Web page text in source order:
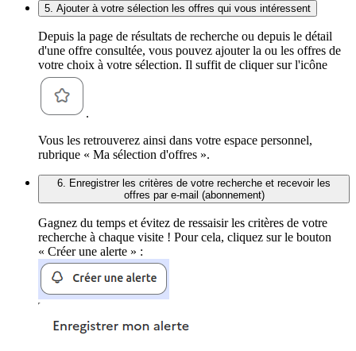
5. Ajouter à votre sélection les offres qui vous intéressent
Depuis la page de résultats de recherche ou depuis le détail
d'une offre consultée, vous pouvez ajouter la ou les offres de
votre choix à votre sélection. Il suffit de cliquer sur l'icône
.
Vous les retrouverez ainsi dans votre espace personnel,
rubrique « Ma sélection d'offres ».
6. Enregistrer les critères de votre recherche et recevoir les
offres par e-mail (abonnement)
Gagnez du temps et évitez de ressaisir les critères de votre
recherche à chaque visite ! Pour cela, cliquez sur le bouton
« Créer une alerte » :